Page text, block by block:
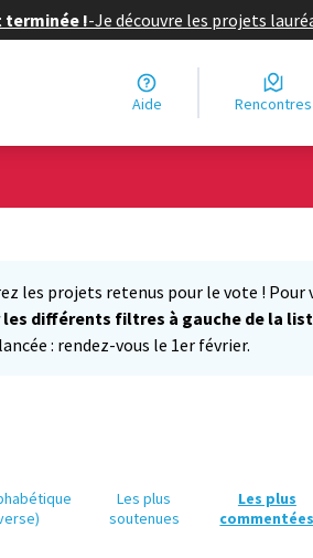
terminée !-Je découvre les projets
Aide Rencontres
les projets retenus pour le vote ! Pour
différents filtres à gauche de la
: rendez-vous le 1er février.
Les plus
soutenues
Les plus
commentées